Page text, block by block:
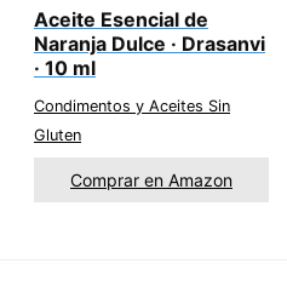
Aceite Esencial de
Naranja Dulce · Drasanvi
· 10 ml
Condimentos y Aceites Sin
Gluten
Comprar en Amazon